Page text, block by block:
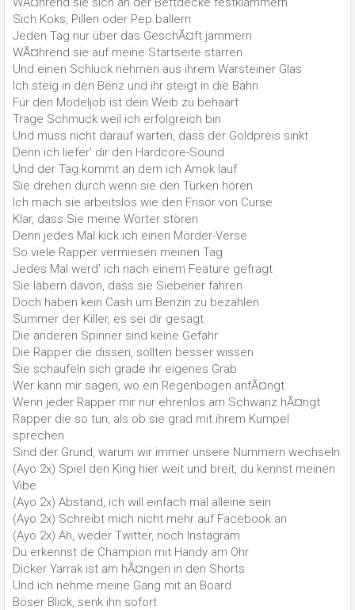
Sich Koks, Pillen oder Pep ballern
Jeden Tag nur über das GeschÃ¤ft jammern
WÃ¤hrend sie auf meine Startseite starren
Und einen Schluck nehmen aus ihrem Warsteiner Glas
Ich steig in den Benz und ihr steigt in die Bahn
Für den Modeljob ist dein Weib zu behaart
Trage Schmuck weil ich erfolgreich bin
Und muss nicht darauf warten, dass der Goldpreis sinkt
Denn ich liefer' dir den Hardcore-Sound
Und der Tag kommt an dem ich Amok lauf
Sie drehen durch wenn sie den Türken hören
Ich mach sie arbeitslos wie den Frisör von Curse
Klar, dass Sie meine Wörter stören
Denn jedes Mal kick ich einen Mörder-Verse
So viele Rapper vermiesen meinen Tag
Jedes Mal werd' ich nach einem Feature gefragt
Sie labern davon, dass sie Siebener fahren
Doch haben kein Cash um Benzin zu bezahlen
Summer der Killer, es sei dir gesagt
Die anderen Spinner sind keine Gefahr
Die Rapper die dissen, sollten besser wissen
Sie schaufeln sich grade ihr eigenes Grab
Wer kann mir sagen, wo ein Regenbogen anfÃ¤ngt
Wenn jeder Rapper mir nur ehrenlos am Schwanz hÃ¤ngt
Rapper die so tun, als ob sie grad mit ihrem Kumpel
sprechen
Sind der Grund, warum wir immer unsere Nummern wechseln
(Ayo 2x) Spiel den King hier weit und breit, du kennst meinen
Vibe
(Ayo 2x) Abstand, ich will einfach mal alleine sein
(Ayo 2x) Schreibt mich nicht mehr auf Facebook an
(Ayo 2x) Ah, weder Twitter, noch Instagram
Du erkennst de Champion mit Handy am Ohr
Dicker Yarrak ist am hÃ¤ngen in den Shorts
Und ich nehme meine Gang mit an Board
Böser Blick, senk ihn sofort